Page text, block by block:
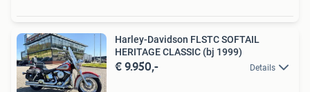
Harley-Davidson FLSTC SOFTAIL
HERITAGE CLASSIC (bj 1999)
€ 9.950,- Details